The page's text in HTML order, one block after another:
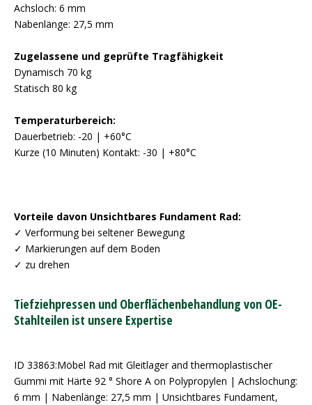
Achsloch: 6 mm
Nabenlänge: 27,5 mm
Zugelassene und geprüfte Tragfähigkeit
Dynamisch 70 kg
Statisch 80 kg
Temperaturbereich:
Dauerbetrieb: -20 | +60°C
Kurze (10 Minuten) Kontakt: -30 | +80°C
Vorteile davon Unsichtbares Fundament Rad:
✓ Verformung bei seltener Bewegung
✓ Markierungen auf dem Boden
✓ zu drehen
Tiefziehpressen und Oberflächenbehandlung von OE-
Stahlteilen ist unsere Expertise
ID 33863:Möbel Rad mit Gleitlager and thermoplastischer
Gummi mit Härte 92 ° Shore A on Polypropylen | Achslochung:
6 mm | Nabenlänge: 27,5 mm | Unsichtbares Fundament,